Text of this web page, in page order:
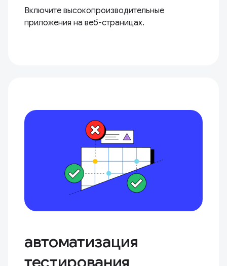
Включите высокопроизводительные
приложения на веб-страницах.
автоматизация